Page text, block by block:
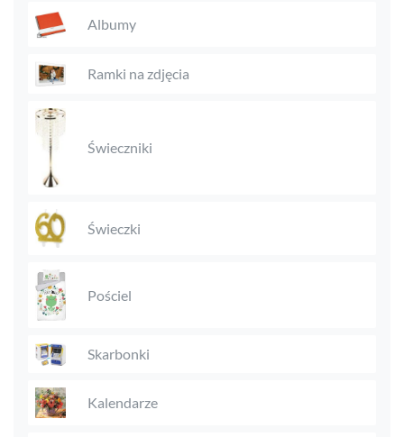
Albumy
Ramki na zdjęcia
Świeczniki
Świeczki
Pościel
Skarbonki
Kalendarze